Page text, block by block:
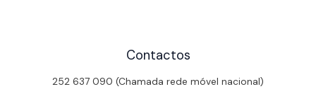
Contactos
252 637 090 (Chamada rede móvel nacional)